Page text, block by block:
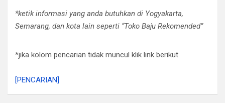
*ketik informasi yang anda butuhkan di Yogyakarta,
Semarang, dan kota lain seperti “Toko Baju Rekomended”
*jika kolom pencarian tidak muncul klik link berikut
[PENCARIAN]